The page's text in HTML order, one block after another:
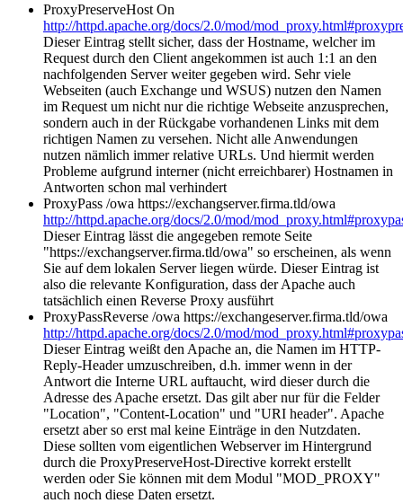
ProxyPreserveHost On
http://httpd.apache.org/docs/2.0/mod/
Dieser Eintrag stellt sicher, dass der Hostname, welcher im
Request durch den Client angekommen ist auch 1:1 an den
nachfolgenden Server weiter gegeben wird. Sehr viele
Webseiten (auch Exchange und WSUS) nutzen den Namen
im Request um nicht nur die richtige Webseite anzusprechen,
sondern auch in der Rückgabe vorhandenen Links mit dem
richtigen Namen zu versehen. Nicht alle Anwendungen
nutzen nämlich immer relative URLs. Und hiermit werden
Probleme aufgrund interner (nicht erreichbarer) Hostnamen in
Antworten schon mal verhindert
ProxyPass /owa https://exchangserver.firma.tld/owa
http://httpd.apache.org/docs/2.0/mod/
Dieser Eintrag lässt die angegeben remote Seite
"https://exchangserver.firma.tld/owa" so erscheinen, als wenn
Sie auf dem lokalen Server liegen würde. Dieser Eintrag ist
also die relevante Konfiguration, dass der Apache auch
tatsächlich einen Reverse Proxy ausführt
ProxyPassReverse /owa https://exchangeserver.firma.tld/owa
http://httpd.apache.org/docs/2.0/mod/
Dieser Eintrag weißt den Apache an, die Namen im HTTP-
Reply-Header umzuschreiben, d.h. immer wenn in der
Antwort die Interne URL auftaucht, wird dieser durch die
Adresse des Apache ersetzt. Das gilt aber nur für die Felder
"Location", "Content-Location" und "URI header". Apache
ersetzt aber so erst mal keine Einträge in den Nutzdaten.
Diese sollten vom eigentlichen Webserver im Hintergrund
durch die ProxyPreserveHost-Directive korrekt erstellt
werden oder Sie können mit dem Modul "MOD_PROXY"
auch noch diese Daten ersetzt.